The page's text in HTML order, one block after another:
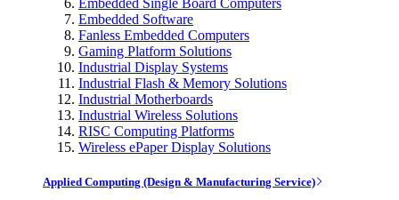
Embedded Software
Fanless Embedded Computers
Gaming Platform Solutions
Industrial Display Systems
Industrial Flash & Memory Solutions
Industrial Motherboards
Industrial Wireless Solutions
RISC Computing Platforms
Wireless ePaper Display Solutions
Applied Computing (Design & Manufacturing Service)